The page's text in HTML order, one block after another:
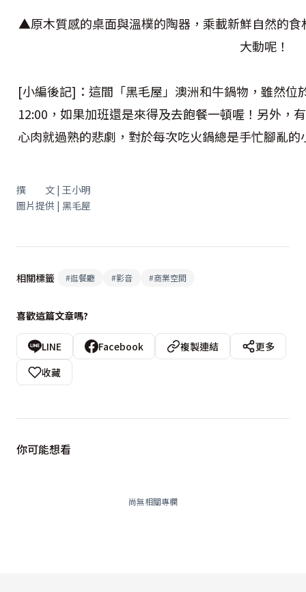
▲原木質感的桌面與溫樸的陶器，乘載新鮮自然的
大動呢！
[小編後記]：這間「黑毛屋」澳洲和牛鍋物，雖然位
12:00，如果加班還是來得及去飽餐一頓喔！另外，
心肉就過熟的悲劇，對於每次吃火鍋總是手忙腳亂
撰 文 | 王小明
圖片提供 | 黑毛屋
相關標籤 #逛餐廳 #影音 #商業空間
喜歡這篇文章嗎?
LINE Facebook 複製連結
更多
收藏
你可能想看
尚無相關專欄